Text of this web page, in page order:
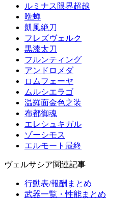
ルミナス限界超越
晩蝉
凱風絶刀
フレズヴェルク
黒漆太刀
フルンティング
アンドロメダ
ロムフェーヤ
ムルシエラゴ
温羅面金色之装
布都御魂
エレシュキガル
ゾーシモス
エルモート最終
ヴェルサシア関連記事
行動表/報酬まとめ
武器一覧・性能まとめ